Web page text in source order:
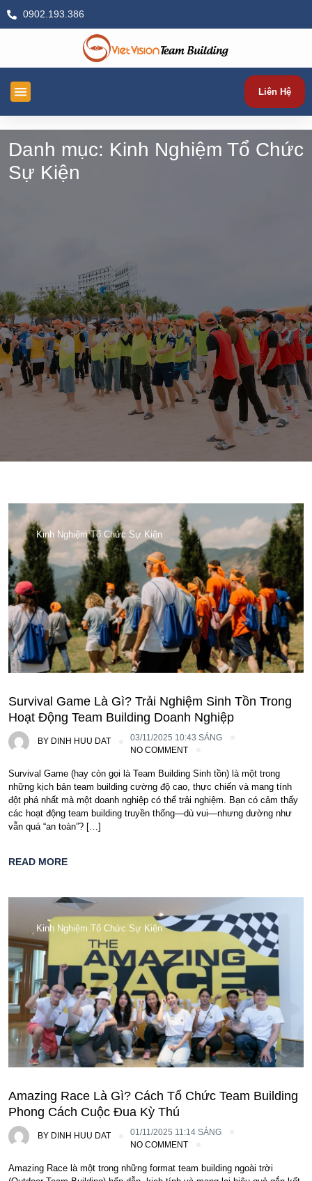
0902.193.386
Liên Hệ
Danh mục: Kinh Nghiệm Tổ Chức
Sự Kiện
Kinh Nghiệm Tổ Chức Sự Kiện
Survival Game Là Gì? Trải Nghiệm Sinh Tồn Trong
Hoạt Động Team Building Doanh Nghiệp
BY DINH HUU DAT
03/11/2025 10:43 SÁNG
NO COMMENT
Survival Game (hay còn gọi là Team Building Sinh tồn) là một trong
những kịch bản team building cường độ cao, thực chiến và mang tính
đột phá nhất mà một doanh nghiệp có thể trải nghiệm. Bạn có cảm thấy
các hoạt động team building truyền thống—dù vui—nhưng dường như
vẫn quá “an toàn”? […]
READ MORE
Kinh Nghiệm Tổ Chức Sự Kiện
Amazing Race Là Gì? Cách Tổ Chức Team Building
Phong Cách Cuộc Đua Kỳ Thú
BY DINH HUU DAT
01/11/2025 11:14 SÁNG
NO COMMENT
Amazing Race là một trong những format team building ngoài trời